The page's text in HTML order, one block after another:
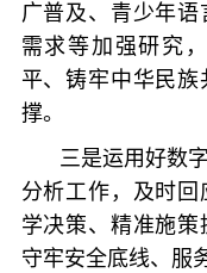
广普及、青少年
需求等加强研究
平、铸牢中华民
撑。
三是运用好数
分析工作，及时
学决策、精准施
守牢安全底线、服